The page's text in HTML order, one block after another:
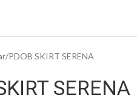
PDOB SKIRT SERENA
SERENA